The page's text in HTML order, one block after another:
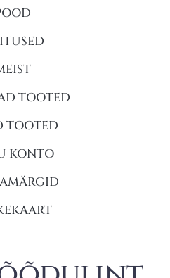
TOOTED
TOOTED
KONTO